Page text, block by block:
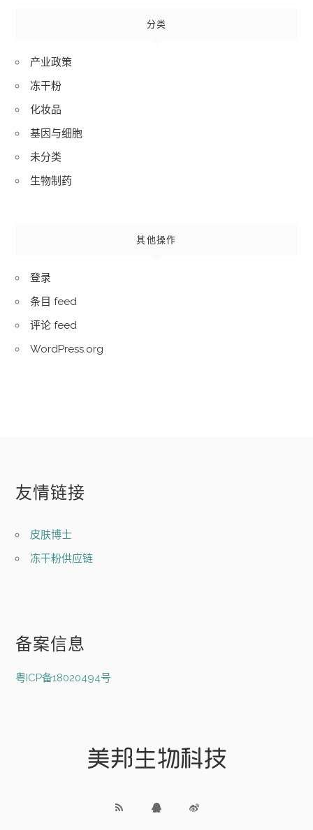
分类
产业政策
冻干粉
化妆品
基因与细胞
未分类
生物制药
其他操作
登录
条目 feed
评论 feed
WordPress.org
友情链接
皮肤博士
冻干粉供应链
备案信息
粤ICP备18020494号